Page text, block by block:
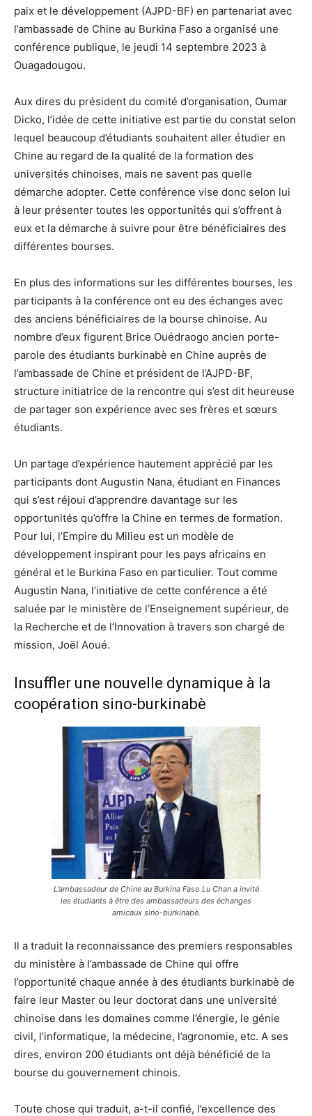
paix et le développement (AJPD-BF) en partenariat avec
l’ambassade de Chine au Burkina Faso a organisé une
conférence publique, le jeudi 14 septembre 2023 à
Ouagadougou.
Aux dires du président du comité d’organisation, Oumar
Dicko, l’idée de cette initiative est partie du constat selon
lequel beaucoup d’étudiants souhaitent aller étudier en
Chine au regard de la qualité de la formation des
universités chinoises, mais ne savent pas quelle
démarche adopter. Cette conférence vise donc selon lui
à leur présenter toutes les opportunités qui s’offrent à
eux et la démarche à suivre pour être bénéficiaires des
différentes bourses.
En plus des informations sur les différentes bourses, les
participants à la conférence ont eu des échanges avec
des anciens bénéficiaires de la bourse chinoise. Au
nombre d’eux figurent Brice Ouédraogo ancien porte-
parole des étudiants burkinabè en Chine auprès de
l’ambassade de Chine et président de l’AJPD-BF,
structure initiatrice de la rencontre qui s’est dit heureuse
de partager son expérience avec ses frères et sœurs
étudiants.
Un partage d’expérience hautement apprécié par les
participants dont Augustin Nana, étudiant en Finances
qui s’est réjoui d’apprendre davantage sur les
opportunités qu’offre la Chine en termes de formation.
Pour lui, l’Empire du Milieu est un modèle de
développement inspirant pour les pays africains en
général et le Burkina Faso en particulier. Tout comme
Augustin Nana, l’initiative de cette conférence a été
saluée par le ministère de l’Enseignement supérieur, de
la Recherche et de l’Innovation à travers son chargé de
mission, Joël Aoué.
Insuffler une nouvelle dynamique à la
coopération sino-burkinabè
L’ambassadeur de Chine au Burkina Faso Lu Chan a invité
les étudiants à être des ambassadeurs des échanges
amicaux sino-burkinabè.
Il a traduit la reconnaissance des premiers responsables
du ministère à l’ambassade de Chine qui offre
l’opportunité chaque année à des étudiants burkinabè de
faire leur Master ou leur doctorat dans une université
chinoise dans les domaines comme l’énergie, le génie
civil, l’informatique, la médecine, l’agronomie, etc. A ses
dires, environ 200 étudiants ont déjà bénéficié de la
bourse du gouvernement chinois.
Toute chose qui traduit, a-t-il confié, l’excellence des